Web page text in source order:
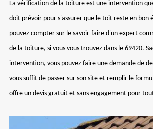
La vérification de la toiture est une intervention
doit prévoir pour s'assurer que le toit reste en bon
pouvez compter sur le savoir-faire d'un expert
de la toiture, si vous vous trouvez dans le 69420.
intervention, vous pouvez faire une demande de
vous suffit de passer sur son site et remplir le
offre un devis gratuit et sans engagement pour